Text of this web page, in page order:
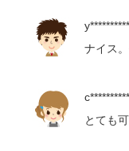
ナイス。
とても